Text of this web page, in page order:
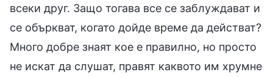
всеки друг. Защо тогава все се заблуждават и
се объркват, когато дойде време да действат?
Много добре знаят кое е правилно, но просто
не искат да слушат, правят каквото им хрумне